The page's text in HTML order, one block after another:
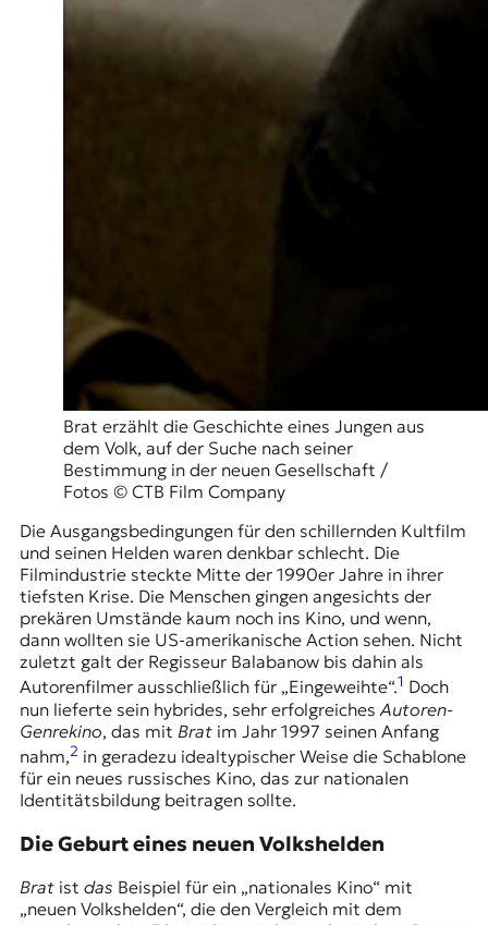
Brat erzählt die Geschichte eines Jungen aus
dem Volk, auf der Suche nach seiner
Bestimmung in der neuen Gesellschaft /
Fotos © CTB Film Company
Die Ausgangsbedingungen für den schillernden Kultfilm
und seinen Helden waren denkbar schlecht. Die
Filmindustrie steckte Mitte der 1990er Jahre in ihrer
tiefsten Krise. Die Menschen gingen angesichts der
prekären Umstände kaum noch ins Kino, und wenn,
dann wollten sie US-amerikanische Action sehen. Nicht
zuletzt galt der Regisseur Balabanow bis dahin als
Autorenfilmer ausschließlich für „Eingeweihte“.1 Doch
nun lieferte sein hybrides, sehr erfolgreiches Autoren-
Genrekino, das mit Bratim Jahr 1997 seinen Anfang
nahm,2 in geradezu idealtypischer Weise die Schablone
für ein neues russisches Kino, das zur nationalen
Identitätsbildung beitragen sollte.
Die Geburt eines neuen Volkshelden
Bratist das Beispiel für ein „nationales Kino“ mit
„neuen Volkshelden“, die den Vergleich mit dem